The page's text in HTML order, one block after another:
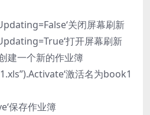
关闭屏幕刷新
打开屏幕刷新
建一个新的作业簿
激活名为book1
保存作业簿